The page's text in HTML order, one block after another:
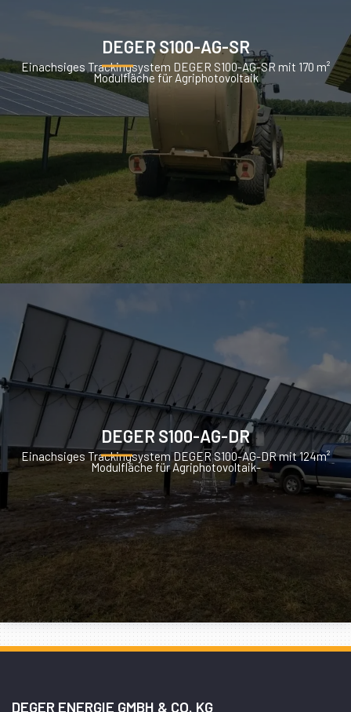
DEGER S100-AG-SR
Einachsiges Trackingsystem DEGER S100-AG-SR mit 170 m²
Modulfläche für Agriphotovoltaik
DEGER S100-AG-DR
Einachsiges Trackingsystem DEGER S100-AG-DR mit 124m²
Modulfläche für Agriphotovoltaik-
DEGER ENERGIE GMBH & CO. KG